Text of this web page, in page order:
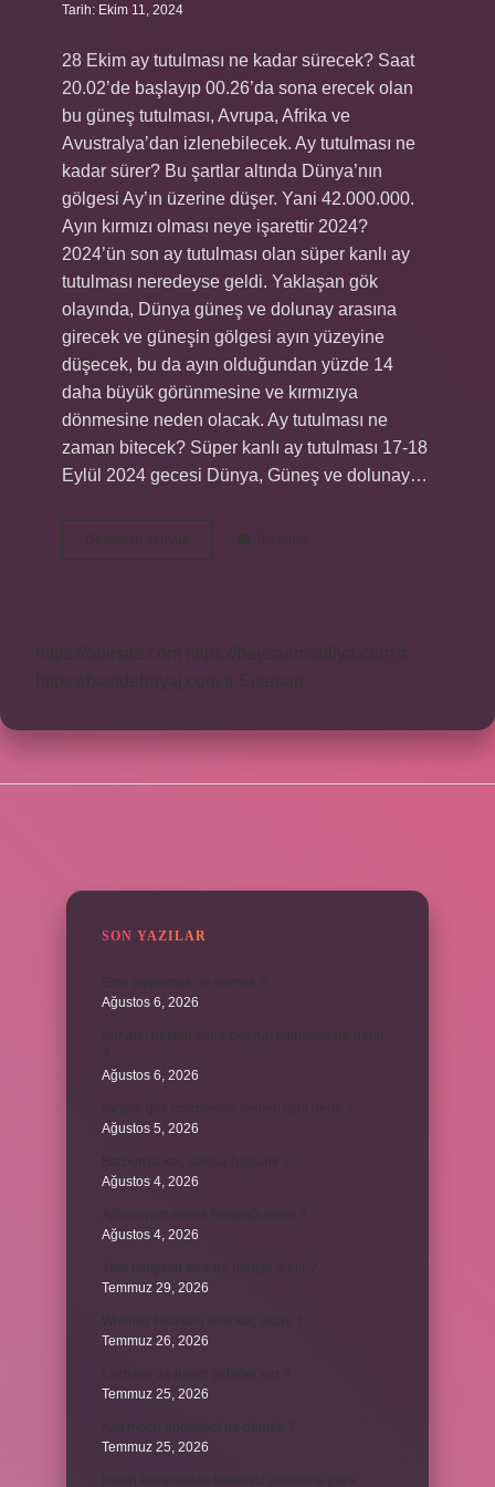
Tarih: Ekim 11, 2024
28 Ekim ay tutulması ne kadar sürecek? Saat
20.02’de başlayıp 00.26’da sona erecek olan
bu güneş tutulması, Avrupa, Afrika ve
Avustralya’dan izlenebilecek. Ay tutulması ne
kadar sürer? Bu şartlar altında Dünya’nın
gölgesi Ay’ın üzerine düşer. Yani 42.000.000.
Ayın kırmızı olması neye işarettir 2024?
2024’ün son ay tutulması olan süper kanlı ay
tutulması neredeyse geldi. Yaklaşan gök
olayında, Dünya güneş ve dolunay arasına
girecek ve güneşin gölgesi ayın yüzeyine
düşecek, bu da ayın olduğundan yüzde 14
daha büyük görünmesine ve kırmızıya
dönmesine neden olacak. Ay tutulması ne
zaman bitecek? Süper kanlı ay tutulması 17-18
Eylül 2024 gecesi Dünya, Güneş ve dolunay…
Devamını okuyun
Tutulması
6 Yorum
https://obirsite.com
https://beysanmobilya.com.tr
https://bastdebriyaj.com.tr Sitemap
SON YAZILAR
Ağustos 6, 2026
Kur’an’ı baştan sona okuyup bitirmeye ne denir
Ağustos 6, 2026
Ağustos 5, 2026
Ağustos 4, 2026
Ağustos 4, 2026
Temmuz 29, 2026
Temmuz 26, 2026
Temmuz 25, 2026
Temmuz 25, 2026